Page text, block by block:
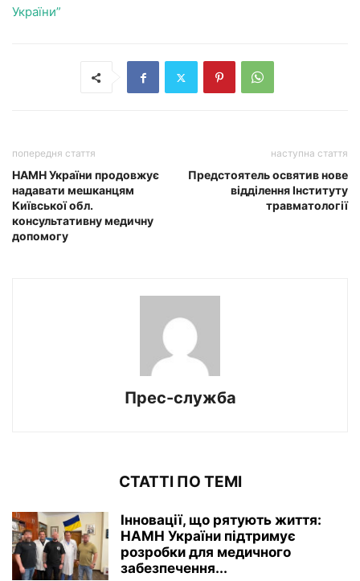
України”
попередня стаття
НАМН України продовжує
надавати мешканцям
Київської обл.
консультативну медичну
допомогу
наступна стаття
Предстоятель освятив нове
відділення Інституту
травматології
Прес-служба
СТАТТІ ПО ТЕМІ
Інновації, що рятують життя:
НАМН України підтримує
розробки для медичного
забезпечення...